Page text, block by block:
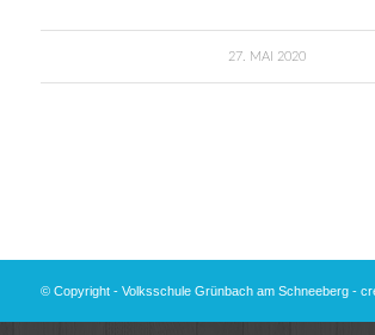
27. MAI 2020
© Copyright - Volksschule Grünbach am Schneeberg -